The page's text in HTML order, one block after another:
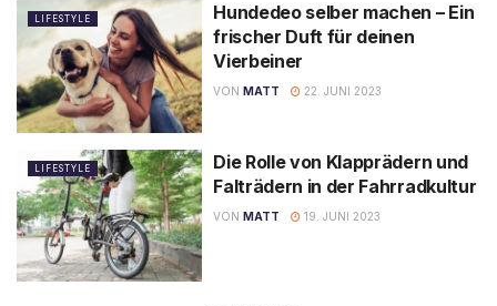
LIFESTYLE
Hundedeo selber machen – Ein
frischer Duft für deinen
Vierbeiner
VON MATT 22. JUNI 2023
LIFESTYLE
Die Rolle von Klapprädern und
Falträdern in der Fahrradkultur
VON MATT 19. JUNI 2023